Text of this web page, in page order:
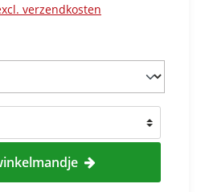
verzendkosten